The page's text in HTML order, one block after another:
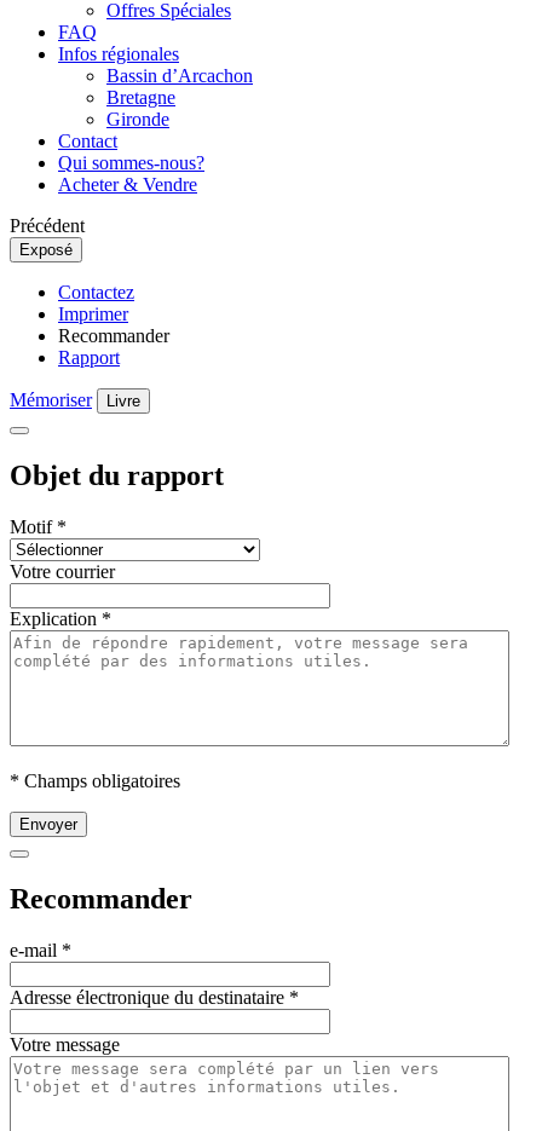
Offres Spéciales
FAQ
Infos régionales
Bassin d’Arcachon
Bretagne
Gironde
Contact
Qui sommes-nous?
Acheter & Vendre
Précédent
Exposé
Contactez
Imprimer
Recommander
Rapport
Mémoriser Livre
Objet du rapport
Motif*
Votre courrier
Explication *
* Champs obligatoires
Envoyer
Recommander
e-mail *
Adresse électronique du destinataire *
Votre message